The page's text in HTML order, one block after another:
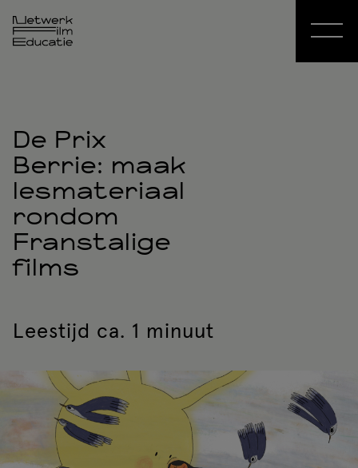
De Prix
Berrie: maak
lesmateriaal
rondom
Franstalige
films
Leestijd ca. 1 minuut